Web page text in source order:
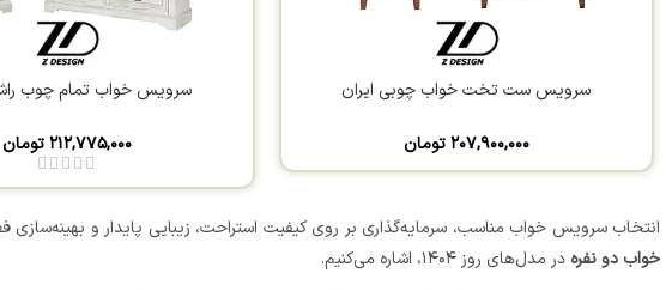
سرویس ست تخت خواب چوبی ایران
۲۰۷,۹۰۰,۰۰۰ تومان
سرویس خواب تمام چوب
۲۱۲,۷۷۵,۰۰۰ تومان
انتخاب سرویس خواب مناسب، سرمایه‌گذاری بر روی کیفیت استراحت، زیبایی پایدار و
خواب دو نفره در مدل‌های روز ۱۴۰۴، اشاره می‌کنیم.